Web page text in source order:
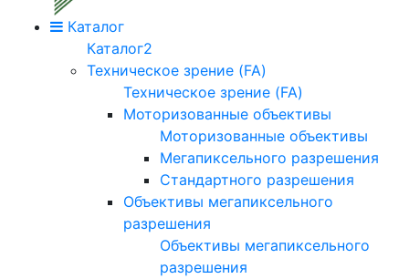
Каталог
Каталог2
Техническое зрение (FA)
Техническое зрение (FA)
Моторизованные объективы
Моторизованные объективы
Мегапиксельного разрешения
Стандартного разрешения
Объективы мегапиксельного
разрешения
Объективы мегапиксельного
разрешения